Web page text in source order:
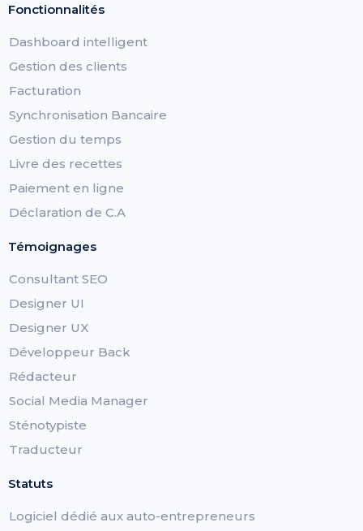
Fonctionnalités
Dashboard intelligent
Gestion des clients
Facturation
Synchronisation Bancaire
Gestion du temps
Livre des recettes
Paiement en ligne
Déclaration de C.A
Témoignages
Consultant SEO
Designer UI
Designer UX
Développeur Back
Rédacteur
Social Media Manager
Sténotypiste
Traducteur
Statuts
Logiciel dédié aux auto-entrepreneurs